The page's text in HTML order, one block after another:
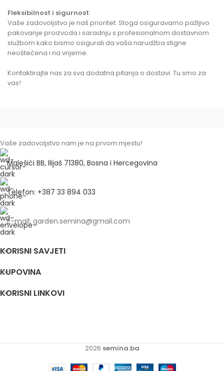
Fleksibilnost i sigurnost:
Vaše zadovoljstvo je naš prioritet. Stoga osiguravamo pažljivo
pakovanje proizvoda i saradnju s profesionalnom dostavnom
službom kako bismo osigurali da vaša narudžba stigne
neoštećena i na vrijeme.
Kontaktirajte nas za sva dodatna pitanja o dostavi. Tu smo za
vas!
Vaše zadovoljstvo nam je na prvom mjestu!
Malešići BB, Ilijaš 71380, Bosna i Hercegovina
Telefon: +387 33 894 033
E-mail: garden.semina@gmail.com
KORISNI SAVJETI
KUPOVINA
KORISNI LINKOVI
2026 semina.ba